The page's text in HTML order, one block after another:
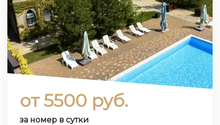
от 5500 руб.
за номер в сутки